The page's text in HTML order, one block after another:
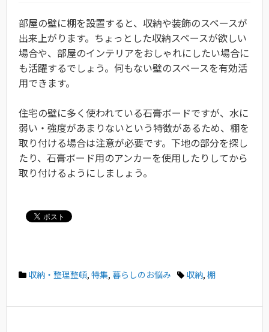
部屋の壁に棚を設置すると、収納や装飾のスペースが
出来上がります。ちょっとした収納スペースが欲しい
場合や、部屋のインテリアをおしゃれにしたい場合に
も活躍するでしょう。何もない壁のスペースを有効活
用できます。
住宅の壁に多く使われている石膏ボードですが、水に
弱い・強度があまりないという特徴があるため、棚を
取り付ける場合は注意が必要です。下地の部分を探し
たり、石膏ボード用のアンカーを使用したりしてから
取り付けるようにしましょう。
収納・整理整頓, 特集, 暮らしのお悩み 収納, 棚